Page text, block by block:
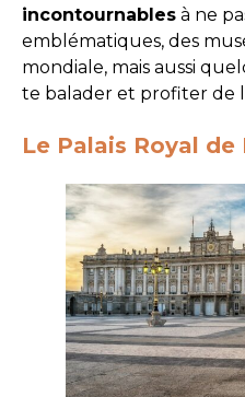
incontournables à ne
emblématiques, des
mondiale, mais aussi
te balader et profiter de
Le Palais Royal de